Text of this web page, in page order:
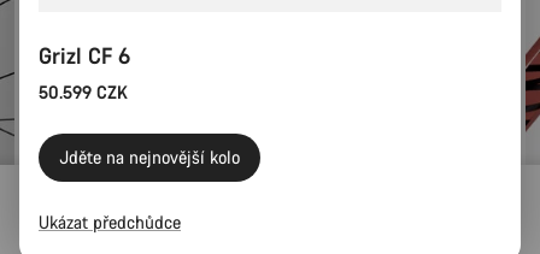
Grizl CF SL 6 AXS
Grizl CF 6
50.599 CZK
Jděte na nejnovější kolo
Ukázat předchůdce